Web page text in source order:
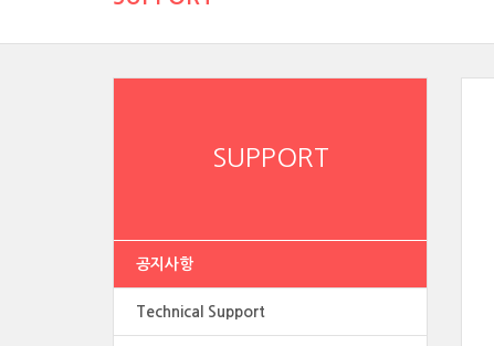
SUPPORT
공지사항
Technical Support